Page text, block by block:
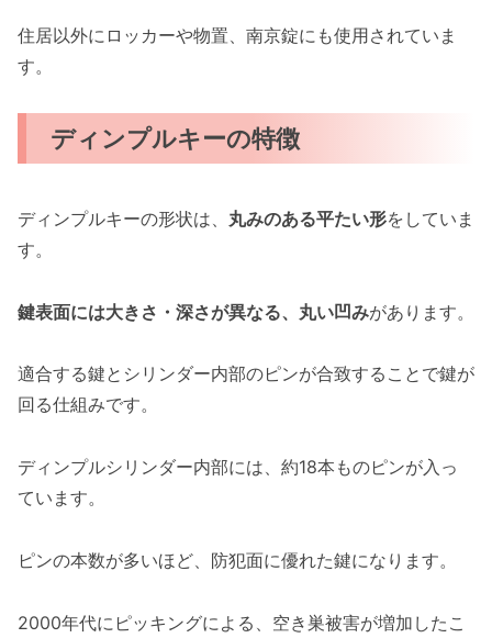
住居以外にロッカーや物置、南京錠にも使用されていま
す。
ディンプルキーの特徴
ディンプルキーの形状は、 丸みのある平たい形をしていま
す。
鍵表面には大きさ・深さが異なる、丸い凹みがあります。
適合する鍵とシリンダー内部のピンが合致することで鍵が
回る仕組みです。
ディンプルシリンダー内部には、約18本ものピンが入っ
ています。
ピンの本数が多いほど、防犯面に優れた鍵になります。
2000年代にピッキングによる、空き巣被害が増加したこ